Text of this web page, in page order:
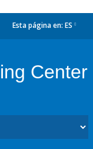
Esta página en: ES
Center